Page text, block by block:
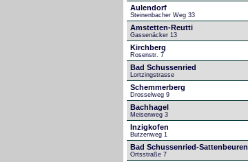
Aulendorf
Steinenbacher Weg 33
Amstetten-Reutti
Gassenäcker 13
Kirchberg
Rosenstr. 7
Bad Schussenried
Lortzingstrasse
Schemmerberg
Drosselweg 9
Bachhagel
Meisenweg 3
Inzigkofen
Butzenweg 1
Bad Schussenried-Sattenbeuren
Ortsstraße 7